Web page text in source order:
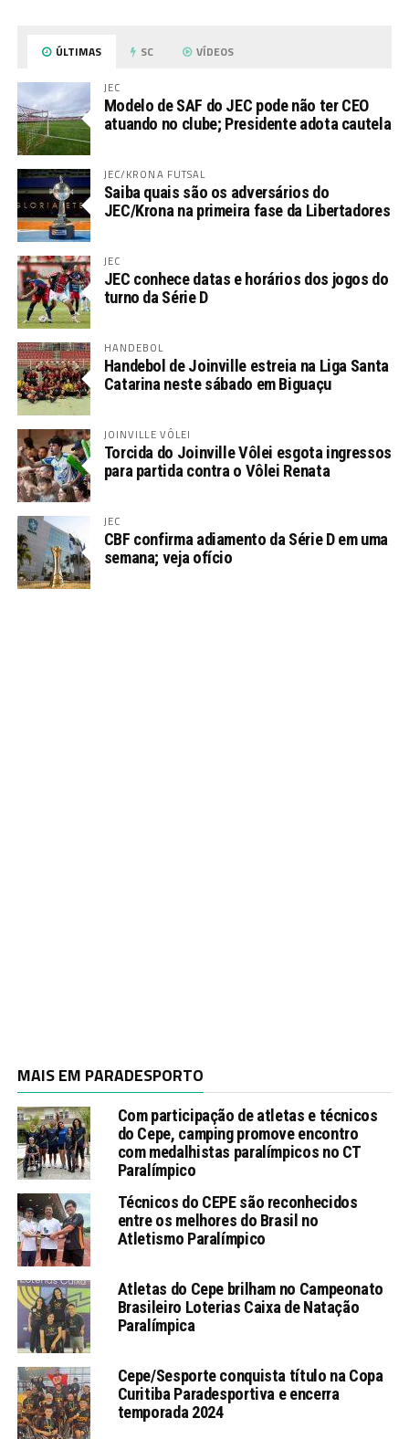
ÚLTIMAS SC VÍDEOS
JEC
Modelo de SAF do JEC pode não ter CEO
atuando no clube; Presidente adota cautela
JEC/KRONA FUTSAL
Saiba quais são os adversários do
JEC/Krona na primeira fase da Libertadores
JEC
JEC conhece datas e horários dos jogos do
turno da Série D
HANDEBOL
Handebol de Joinville estreia na Liga Santa
Catarina neste sábado em Biguaçu
JOINVILLE VÔLEI
Torcida do Joinville Vôlei esgota ingressos
para partida contra o Vôlei Renata
JEC
CBF confirma adiamento da Série D em uma
semana; veja ofício
MAIS EM PARADESPORTO
Com participação de atletas e técnicos
do Cepe, camping promove encontro
com medalhistas paralímpicos no CT
Paralímpico
Técnicos do CEPE são reconhecidos
entre os melhores do Brasil no
Atletismo Paralímpico
Atletas do Cepe brilham no Campeonato
Brasileiro Loterias Caixa de Natação
Paralímpica
Cepe/Sesporte conquista título na Copa
Curitiba Paradesportiva e encerra
temporada 2024